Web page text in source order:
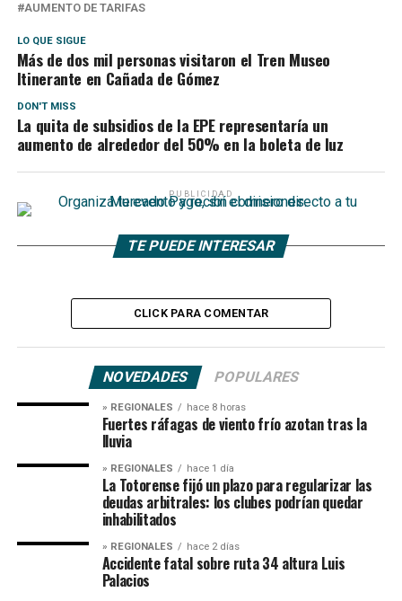
AUMENTO DE TARIFAS
LO QUE SIGUE
Más de dos mil personas visitaron el Tren Museo
Itinerante en Cañada de Gómez
DON'T MISS
La quita de subsidios de la EPE representaría un
aumento de alrededor del 50% en la boleta de luz
PUBLICIDAD
TE PUEDE INTERESAR
CLICK PARA COMENTAR
NOVEDADES POPULARES
» REGIONALES hace 8 horas
Fuertes ráfagas de viento frío azotan tras la
lluvia
» REGIONALES hace 1 día
La Totorense fijó un plazo para regularizar las
deudas arbitrales: los clubes podrían quedar
inhabilitados
» REGIONALES hace 2 días
Accidente fatal sobre ruta 34 altura Luis
Palacios